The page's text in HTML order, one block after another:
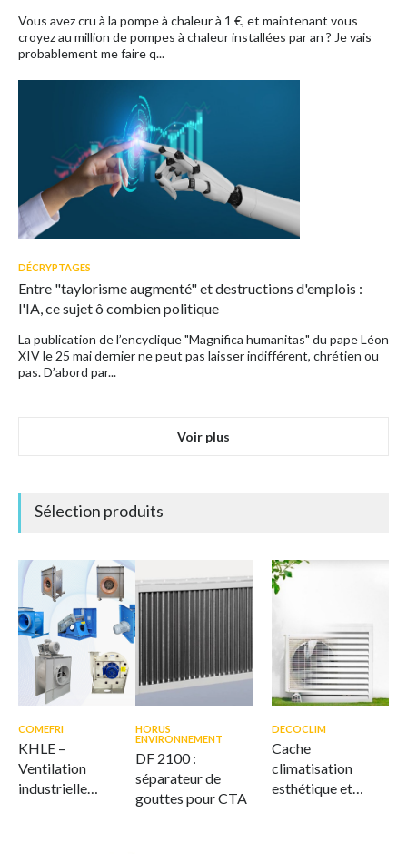
Vous avez cru à la pompe à chaleur à 1 €, et maintenant vous
croyez au million de pompes à chaleur installées par an ? Je vais
probablement me faire q...
DÉCRYPTAGES
Entre "taylorisme augmenté" et destructions d'emplois :
l'IA, ce sujet ô combien politique
La publication de l’encyclique "Magnifica humanitas" du pape Léon
XIV le 25 mai dernier ne peut pas laisser indifférent, chrétien ou
pas. D’abord par...
Voir plus
Sélection produits
COMEFRI
KHLE –
Ventilation
industrielle
HORUS
ENVIRONNEMENT
DF 2100 :
séparateur de
gouttes pour CTA
DECOCLIM
Cache
climatisation
esthétique et